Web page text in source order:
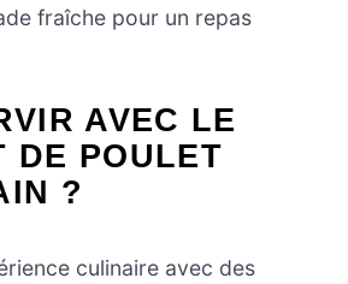
fraîche pour un repas
AVEC LE
DE POULET
?
culinaire avec des